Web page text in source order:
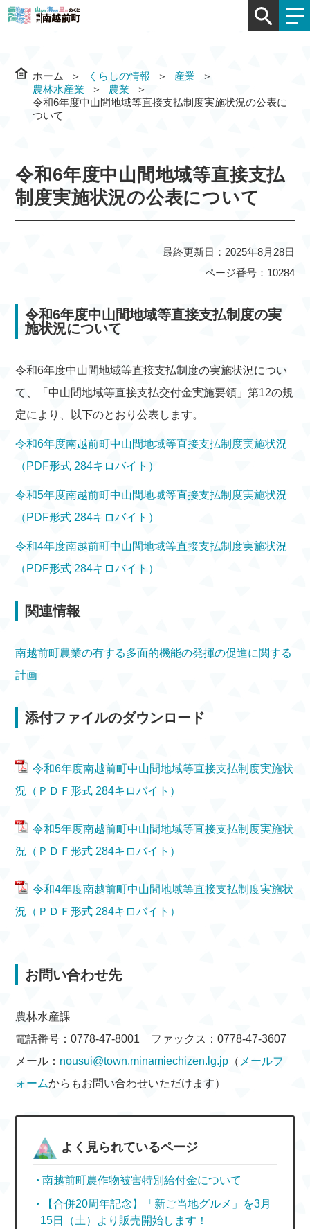
ホーム くらしの情報
産業
農林水産業
農業
令和6年度中山間地域等直接支払制度実施状況の公表に
ついて
令和6年度中山間地域等直接支払
制度実施状況の公表について
最終更新日：2025年8月28日
ページ番号：10284
令和6年度中山間地域等直接支払制度の実
施状況について
令和6年度中山間地域等直接支払制度の実施状況につい
て、「中山間地域等直接支払交付金実施要領」第12の規
定により、以下のとおり公表します。
令和6年度南越前町中山間地域等直接支払制度実施状況
（PDF形式 284キロバイト）
令和5年度南越前町中山間地域等直接支払制度実施状況
（PDF形式 284キロバイト）
令和4年度南越前町中山間地域等直接支払制度実施状況
（PDF形式 284キロバイト）
関連情報
南越前町農業の有する多面的機能の発揮の促進に関する
計画
添付ファイルのダウンロード
令和6年度南越前町中山間地域等直接支払制度実施状
況（ＰＤＦ形式 284キロバイト）
令和5年度南越前町中山間地域等直接支払制度実施状
況（ＰＤＦ形式 284キロバイト）
令和4年度南越前町中山間地域等直接支払制度実施状
況（ＰＤＦ形式 284キロバイト）
お問い合わせ先
農林水産課
電話番号：0778-47-8001 ファックス：0778-47-3607
メール： nousui@town.minamiechizen.lg.jp （ メールフ
ォームからもお問い合わせいただけます）
よく見られているページ
南越前町農作物被害特別給付金について
【合併20周年記念】「新ご当地グルメ」を3月
15日（土）より販売開始します！